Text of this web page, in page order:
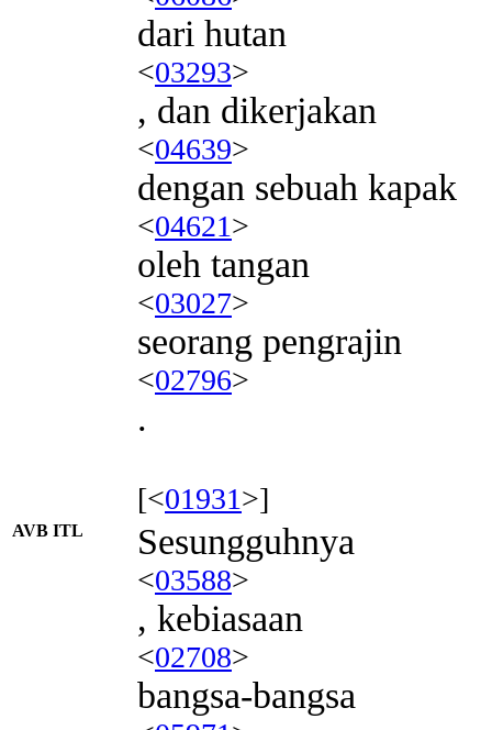
dari hutan
<03293>
, dan dikerjakan
<04639>
dengan sebuah kapak
<04621>
oleh tangan
<03027>
seorang pengrajin
<02796>
.
[<01931>]
AVB ITL Sesungguhnya
<03588>
, kebiasaan
<02708>
bangsa-bangsa